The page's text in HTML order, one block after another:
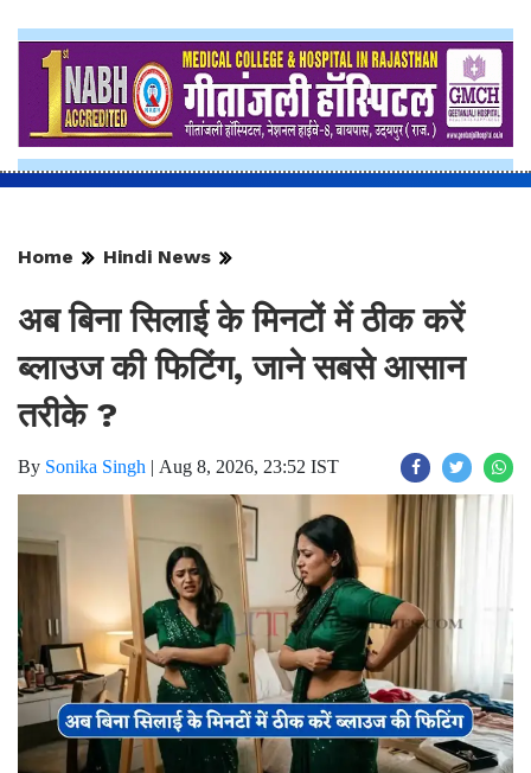
Home Hindi News
अब बिना सिलाई के मिनटों में ठीक करें
ब्लाउज की फिटिंग, जाने सबसे आसान
तरीके ?
By Sonika Singh | Aug 8, 2026, 23:52 IST